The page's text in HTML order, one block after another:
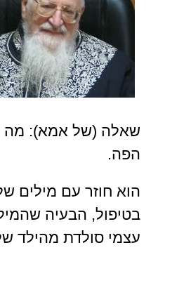
הפה.
הוא חוזר עם מילים
בטיפול, הבעיה
עצמי סולדת מהילד